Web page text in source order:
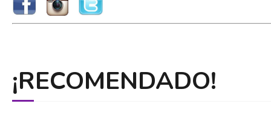
¡RECOMENDADO!